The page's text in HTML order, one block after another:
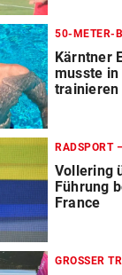
50-METER-
Kärntner
musste in
trainieren
RADSPORT
Vollering
Führung
France
GROSSER